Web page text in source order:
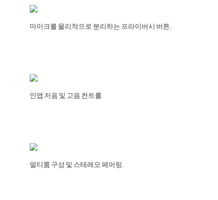
마이크를 물리적으로 분리하는 프라이버시 버튼.
인앱 저음 및 고음 컨트롤.
멀티룸 구성 및 스테레오 페어링.